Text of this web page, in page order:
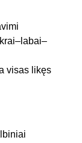
visas likęs